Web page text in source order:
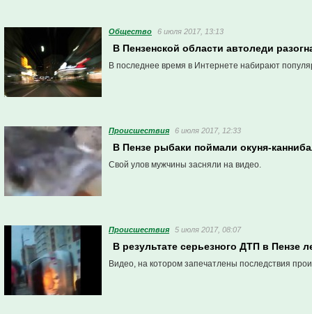
Общество 6 июля 2017, 13:13
В Пензенской области автоледи
В последнее время в Интернете набирают
Проиcшествия 6 июля 2017, 12:33
В Пензе рыбаки поймали окуня-
Свой улов мужчины засняли на видео.
Проиcшествия 5 июля 2017, 08:07
В результате серьезного ДТП в Пензе
Видео, на котором запечатлены последствия